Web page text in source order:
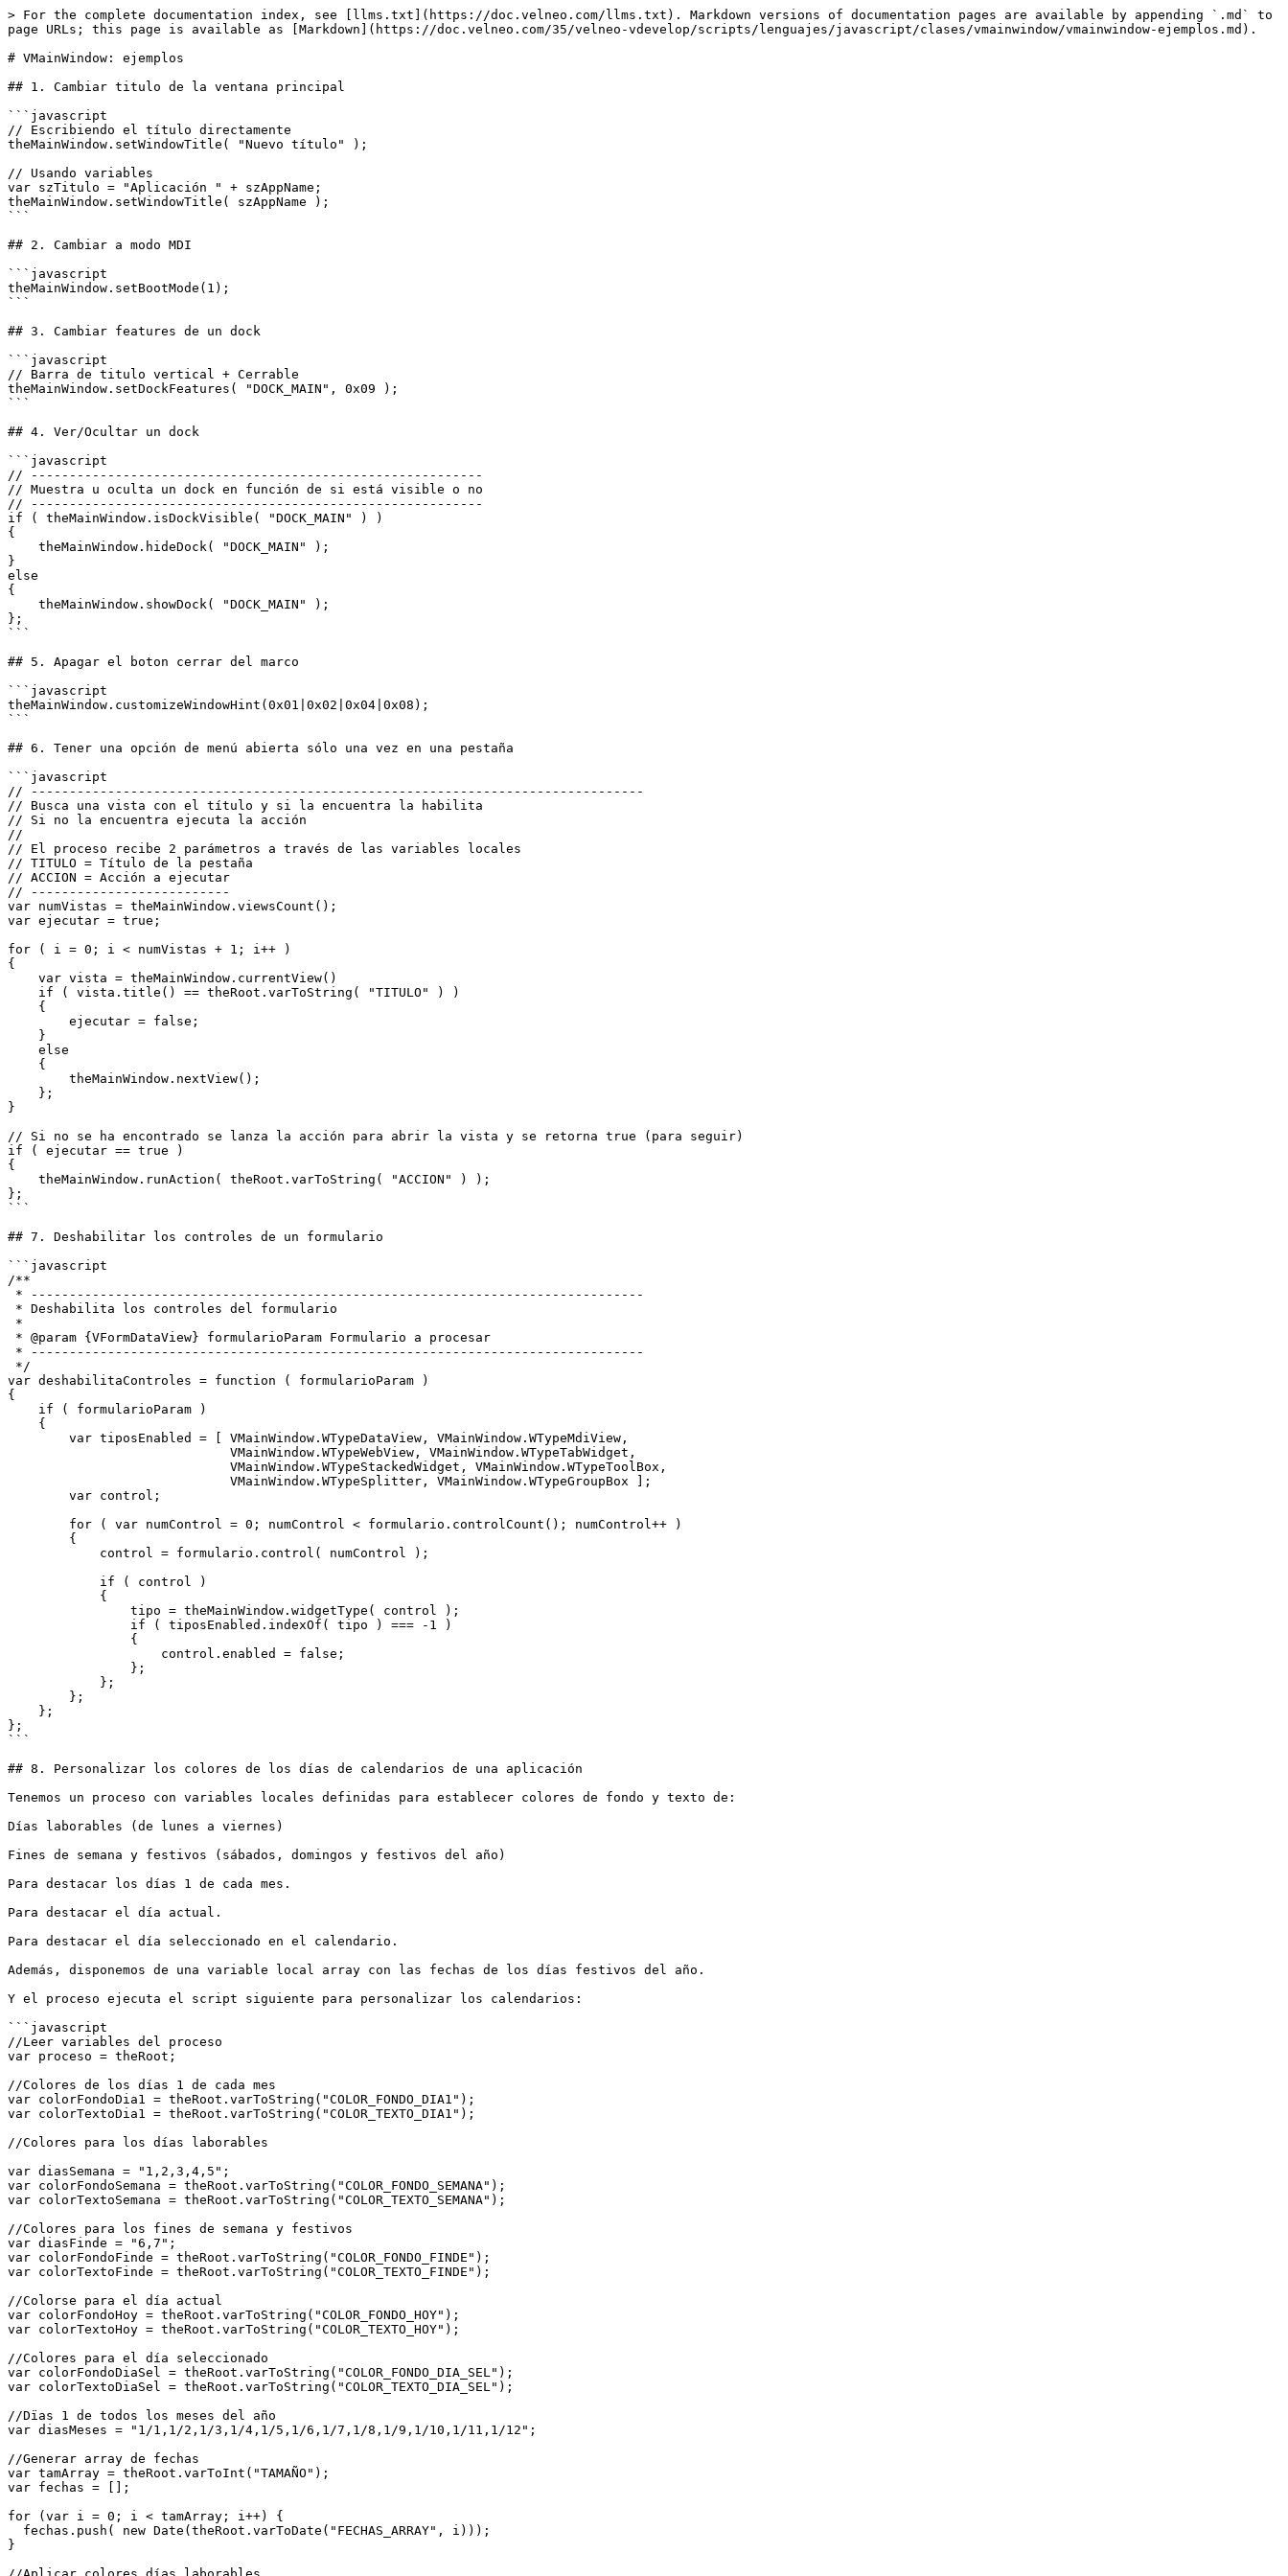
> For the complete documentation index, see [llms.txt](https://doc.velneo.com/llms.txt). Markdown versions of documentation pages are available by appending `.md` to
page URLs; this page is available as [Markdown](https://doc.velneo.com/35/velneo-vdevelop/scripts/lenguajes/javascript/clases/vmainwindow/vmainwindow-ejemplos.md).
# VMainWindow: ejemplos
## 1. Cambiar titulo de la ventana principal
```javascript
// Escribiendo el título directamente
theMainWindow.setWindowTitle( "Nuevo título" );
// Usando variables
var szTitulo = "Aplicación " + szAppName;
theMainWindow.setWindowTitle( szAppName );
```
## 2. Cambiar a modo MDI
```javascript
theMainWindow.setBootMode(1);
```
## 3. Cambiar features de un dock
```javascript
// Barra de titulo vertical + Cerrable
theMainWindow.setDockFeatures( "DOCK_MAIN", 0x09 );
```
## 4. Ver/Ocultar un dock
```javascript
// -----------------------------------------------------------
// Muestra u oculta un dock en función de si está visible o no
// -----------------------------------------------------------
if ( theMainWindow.isDockVisible( "DOCK_MAIN" ) )
{
}
else
{
};
```
## 5. Apagar el boton cerrar del marco
```javascript
theMainWindow.customizeWindowHint(0x01|0x02|0x04|0x08);
```
## 6. Tener una opción de menú abierta sólo una vez en una pestaña
```javascript
// --------------------------------------------------------------------------------
// Busca una vista con el título y si la encuentra la habilita
// Si no la encuentra ejecuta la acción
//
// El proceso recibe 2 parámetros a través de las variables locales
// TITULO = Título de la pestaña
// ACCION = Acción a ejecutar
// --------------------------
var numVistas = theMainWindow.viewsCount();
var ejecutar = true;
for ( i = 0; i < numVistas + 1; i++ )
{
}
// Si no se ha encontrado se lanza la acción para abrir la vista y se retorna true (para seguir)
if ( ejecutar == true )
{
};
```
## 7. Deshabilitar los controles de un formulario
```javascript
/**
var deshabilitaControles = function ( formularioParam )
{
};
```
## 8. Personalizar los colores de los días de calendarios de una aplicación
Tenemos un proceso con variables locales definidas para establecer colores de fondo y texto de:
Días laborables (de lunes a viernes)
Fines de semana y festivos (sábados, domingos y festivos del año)
Para destacar los días 1 de cada mes.
Para destacar el día actual.
Para destacar el día seleccionado en el calendario.
Además, disponemos de una variable local array con las fechas de los días festivos del año.
Y el proceso ejecuta el script siguiente para personalizar los calendarios:
```javascript
//Leer variables del proceso
var proceso = theRoot;
//Colores de los días 1 de cada mes
var colorFondoDia1 = theRoot.varToString("COLOR_FONDO_DIA1");
var colorTextoDia1 = theRoot.varToString("COLOR_TEXTO_DIA1");
//Colores para los días laborables
var diasSemana = "1,2,3,4,5";
var colorFondoSemana = theRoot.varToString("COLOR_FONDO_SEMANA");
var colorTextoSemana = theRoot.varToString("COLOR_TEXTO_SEMANA");
//Colores para los fines de semana y festivos
var diasFinde = "6,7";
var colorFondoFinde = theRoot.varToString("COLOR_FONDO_FINDE");
var colorTextoFinde = theRoot.varToString("COLOR_TEXTO_FINDE");
//Colorse para el día actual
var colorFondoHoy = theRoot.varToString("COLOR_FONDO_HOY");
var colorTextoHoy = theRoot.varToString("COLOR_TEXTO_HOY");
//Colores para el día seleccionado
var colorFondoDiaSel = theRoot.varToString("COLOR_FONDO_DIA_SEL");
var colorTextoDiaSel = theRoot.varToString("COLOR_TEXTO_DIA_SEL");
//Dïas 1 de todos los meses del año
var diasMeses = "1/1,1/2,1/3,1/4,1/5,1/6,1/7,1/8,1/9,1/10,1/11,1/12";
//Generar array de fechas
var tamArray = theRoot.varToInt("TAMAÑO");
var fechas = [];
for (var i = 0; i < tamArray; i++) {
}